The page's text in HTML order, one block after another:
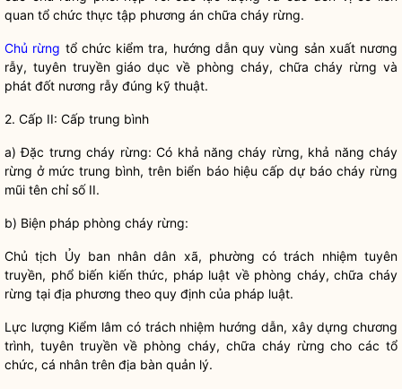
quan tổ chức thực tập phương án chữa cháy rừng.
Chủ rừng tổ chức kiểm tra, hướng dẫn quy vùng sản xuất nương
rẫy, tuyên truyền giáo dục về phòng cháy, chữa cháy rừng và
phát đốt nương rẫy đúng kỹ thuật.
2. Cấp II: Cấp trung bình
a) Đặc trưng cháy rừng: Có khả năng cháy rừng, khả năng cháy
rừng ở mức trung bình, trên biển báo hiệu cấp dự báo cháy rừng
mũi tên chỉ số II.
b) Biện pháp phòng cháy rừng:
Chủ tịch Ủy ban nhân dân xã, phường có trách nhiệm tuyên
truyền, phổ biến kiến thức, pháp luật về phòng cháy, chữa cháy
rừng tại địa phương theo quy định của pháp luật.
Lực lượng Kiểm lâm có trách nhiệm hướng dẫn, xây dựng chương
trình, tuyên truyền về phòng cháy, chữa cháy rừng cho các tổ
chức, cá nhân trên địa bàn quản lý.